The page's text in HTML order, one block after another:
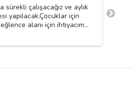
sürekli çalışacağız ve aylık
yapılacak.Çocuklar için
eğlence alanı için ihtiyacım…